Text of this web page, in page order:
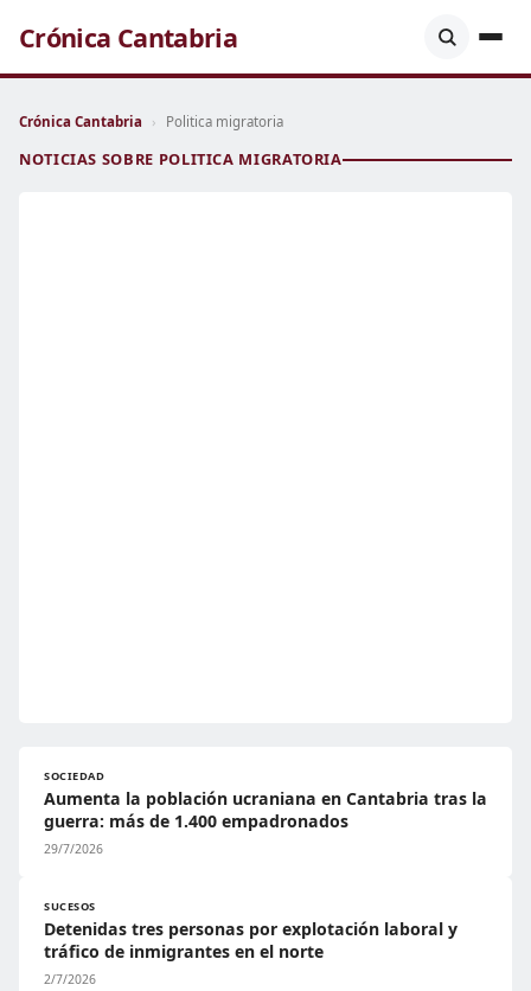
Crónica Cantabria
Crónica Cantabria › Politica migratoria
NOTICIAS SOBRE POLITICA MIGRATORIA
SOCIEDAD
Aumenta la población ucraniana en Cantabria tras la
guerra: más de 1.400 empadronados
29/7/2026
SUCESOS
Detenidas tres personas por explotación laboral y
tráfico de inmigrantes en el norte
2/7/2026